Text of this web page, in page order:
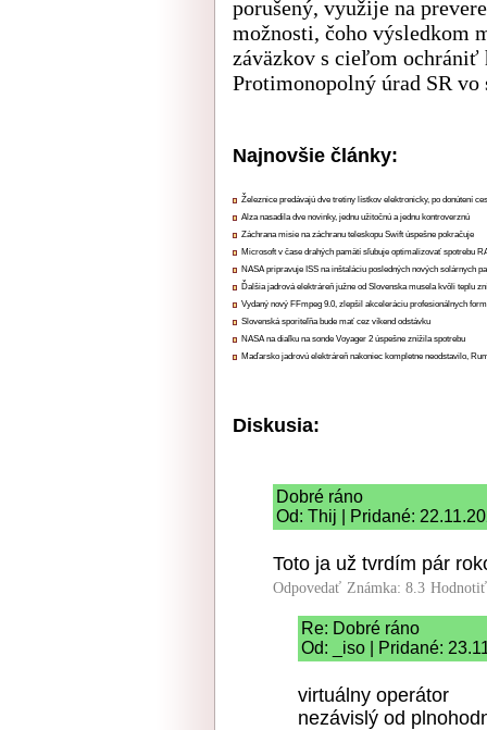
porušený, využije na
možnosti, čoho výsledkom
záväzkov s cieľom ochrániť
Protimonopolný úrad SR vo
Najnovšie články:
Železnice predávajú dve tretiny lístkov elektronicky, po donútení
Alza nasadila dve novinky, jednu užitočnú a jednu kontroverznú
Záchrana misie na záchranu teleskopu Swift úspešne pokračuje
Microsoft v čase drahých pamätí sľubuje optimalizovať spotrebu
NASA pripravuje ISS na inštaláciu posledných nových solárnych
Ďalšia jadrová elektráreň južne od Slovenska musela kvôli teplu
Vydaný nový FFmpeg 9.0, zlepšil akceleráciu profesionálnych
Slovenská sporiteľňa bude mať cez víkend odstávku
NASA na diaľku na sonde Voyager 2 úspešne znížila spotrebu
Maďarsko jadrovú elektráreň nakoniec kompletne neodstavilo,
Diskusia:
Dobré ráno
Od: Thij | Pridané:
Toto ja už tvrdím pár
Odpovedať Známka: 8.3
Re: Dobré ráno
Od: _iso | Pridané:
virtuálny operátor
nezávislý od